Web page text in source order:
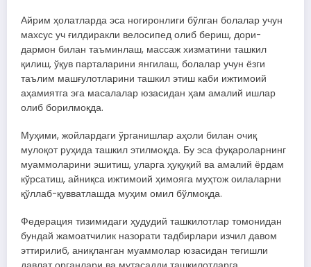
Айрим ҳолатларда эса ногиронлиги бўлган болалар учун
махсус уч ғилдиракли велосипед олиб бериш, дори-
дармон билан таъминлаш, массаж хизматини ташкил
қилиш, ўқув парталарини янгилаш, болалар учун ёзги
таълим машғулотларини ташкил этиш каби ижтимоий
аҳамиятга эга масалалар юзасидан ҳам амалий ишлар
олиб борилмоқда.
Муҳими, жойлардаги ўрганишлар аҳоли билан очиқ
мулоқот руҳида ташкил этилмоқда. Бу эса фуқароларнинг
муаммоларини эшитиш, уларга ҳуқуқий ва амалий ёрдам
кўрсатиш, айниқса ижтимоий ҳимояга муҳтож оилаларни
қўллаб-қувватлашда муҳим омил бўлмоқда.
Федерация тизимидаги ҳудудий ташкилотлар томонидан
бундай жамоатчилик назорати тадбирлари изчил давом
эттирилиб, аниқланган муаммолар юзасидан тегишли